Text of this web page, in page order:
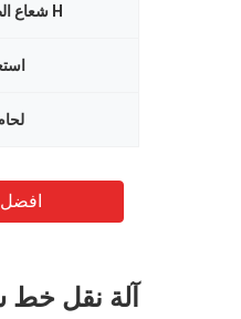
H شعاع الطول
آلة نقل خط